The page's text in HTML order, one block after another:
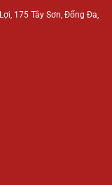
175 Tây Sơn, Đống Đa,